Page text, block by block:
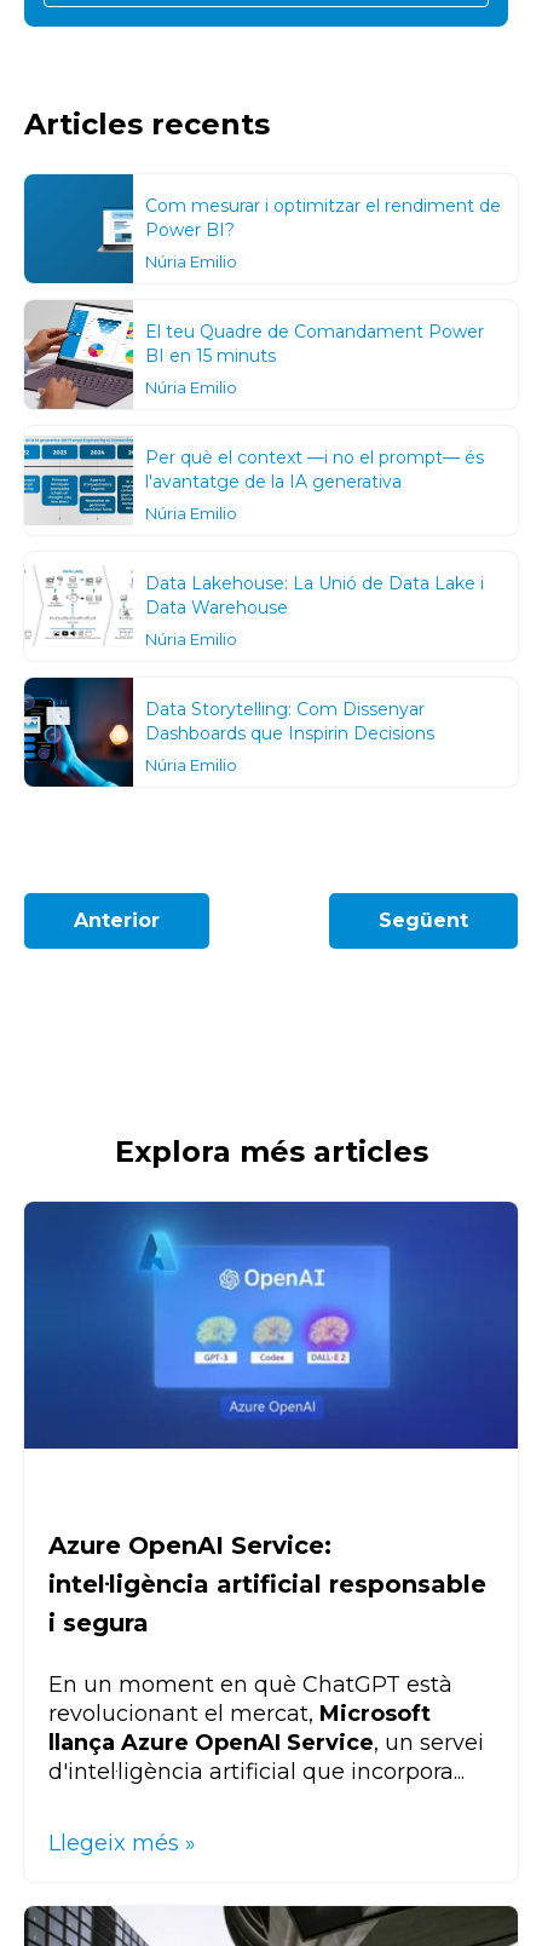
Articles recents
Com mesurar i optimitzar el rendiment de
Power BI?
Núria Emilio
El teu Quadre de Comandament Power
BI en 15 minuts
Núria Emilio
Per què el context —i no el prompt— és
l'avantatge de la IA generativa
Núria Emilio
Data Lakehouse: La Unió de Data Lake i
Data Warehouse
Núria Emilio
Data Storytelling: Com Dissenyar
Dashboards que Inspirin Decisions
Núria Emilio
Anterior Següent
Explora més articles
Azure OpenAI Service:
intel·ligència artificial responsable
i segura
En un moment en què ChatGPT està
revolucionant el mercat, Microsoft
llança Azure OpenAI Service, un servei
d'intel·ligència artificial que incorpora...
Llegeix més »